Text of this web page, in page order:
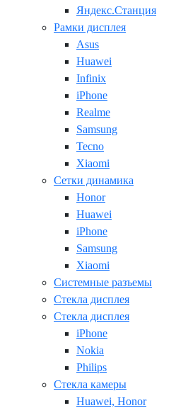
Яндекс.Станция
Рамки дисплея
Asus
Huawei
Infinix
iPhone
Realme
Samsung
Tecno
Xiaomi
Сетки динамика
Honor
Huawei
iPhone
Samsung
Xiaomi
Системные разъемы
Стекла дисплея
Стекла дисплея
iPhone
Nokia
Philips
Стекла камеры
Huawei, Honor